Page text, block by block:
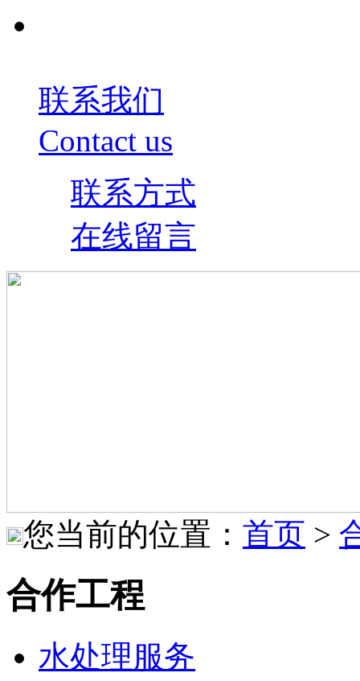
联系我们
Contact us
联系方式
在线留言
您当前的位置： 首页 >
合作工程
水处理服务